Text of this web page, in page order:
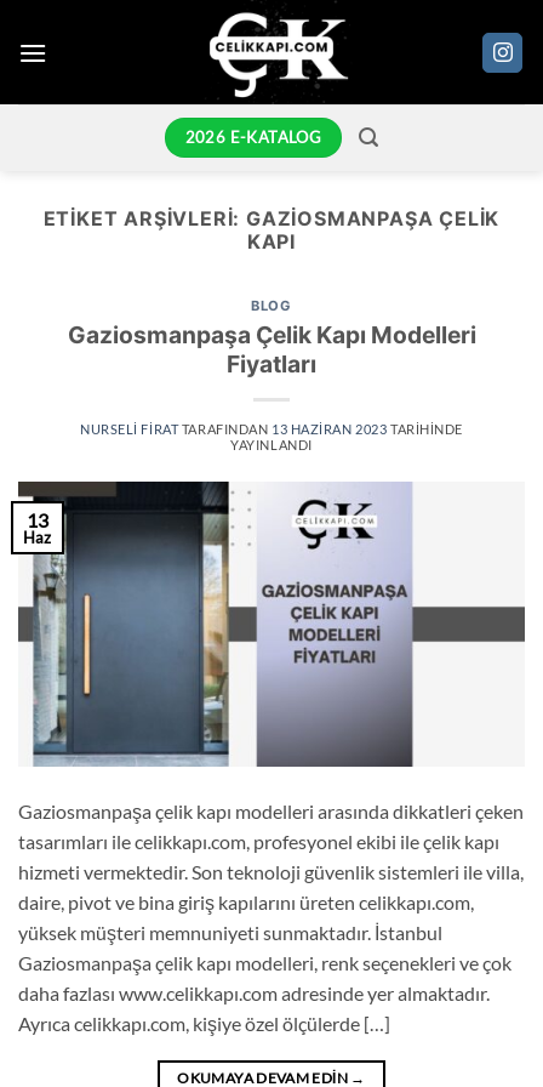
atla
2026 E-KATALOG
ETIKET ARŞIVLERI:GAZIOSMANPAŞA ÇELIK
KAPI
BLOG
Gaziosmanpaşa Çelik Kapı Modelleri
Fiyatları
NURSELI FIRATTARAFINDAN 13 HAZIRAN 2023 TARIHINDE
YAYINLANDI
13
Haz
Gaziosmanpaşa çelik kapı modelleri arasında dikkatleri çeken
tasarımları ile celikkapı.com, profesyonel ekibi ile çelik kapı
hizmeti vermektedir. Son teknoloji güvenlik sistemleri ile villa,
daire, pivot ve bina giriş kapılarını üreten celikkapı.com,
yüksek müşteri memnuniyeti sunmaktadır. İstanbul
Gaziosmanpaşa çelik kapı modelleri, renk seçenekleri ve çok
daha fazlası www.celikkapı.com adresinde yer almaktadır.
Ayrıca celikkapı.com, kişiye özel ölçülerde […]
OKUMAYA DEVAM EDIN →